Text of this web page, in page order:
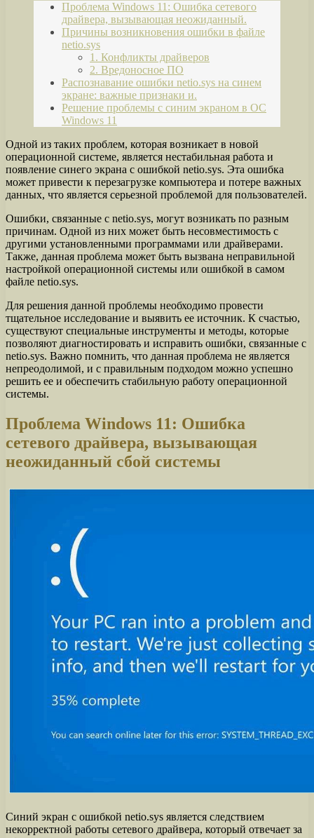
Проблема Windows 11: Ошибка сетевого
драйвера, вызывающая неожиданный.
Причины возникновения ошибки в файле
netio.sys
1. Конфликты драйверов
2. Вредоносное ПО
Распознавание ошибки netio.sys на синем
экране: важные признаки и.
Решение проблемы с синим экраном в ОС
Windows 11
Одной из таких проблем, которая возникает в новой
операционной системе, является нестабильная работа и
появление синего экрана с ошибкой netio.sys. Эта ошибка
может привести к перезагрузке компьютера и потере важных
данных, что является серьезной проблемой для пользователей.
Ошибки, связанные с netio.sys, могут возникать по разным
причинам. Одной из них может быть несовместимость с
другими установленными программами или драйверами.
Также, данная проблема может быть вызвана неправильной
настройкой операционной системы или ошибкой в самом
файле netio.sys.
Для решения данной проблемы необходимо провести
тщательное исследование и выявить ее источник. К счастью,
существуют специальные инструменты и методы, которые
позволяют диагностировать и исправить ошибки, связанные с
netio.sys. Важно помнить, что данная проблема не является
непреодолимой, и с правильным подходом можно успешно
решить ее и обеспечить стабильную работу операционной
системы.
Проблема Windows 11: Ошибка
сетевого драйвера, вызывающая
неожиданный сбой системы
Синий экран с ошибкой netio.sys является следствием
некорректной работы сетевого драйвера, который отвечает за